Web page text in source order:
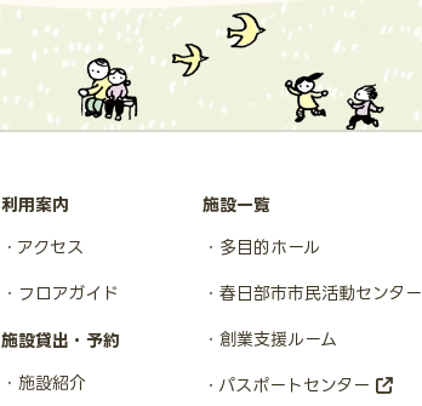
利用案内
アクセス
フロアガイド
施設貸出・予約
施設紹介
施設一覧
多目的ホール
春日部市市民活動センター
創業支援ルーム
パスポートセンター